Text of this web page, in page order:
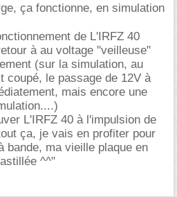
ça fonctionne, en simulation
de L'IRFZ 40
à au voltage "veilleuse"
(sur la simulation, au
coupé, le passage de 12V à
mais encore une
L'IRFZ 40 à l'impulsion de
ça, je vais en profiter pour
bande, ma vieille plaque en
^^"